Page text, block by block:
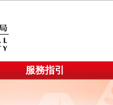
服務指引